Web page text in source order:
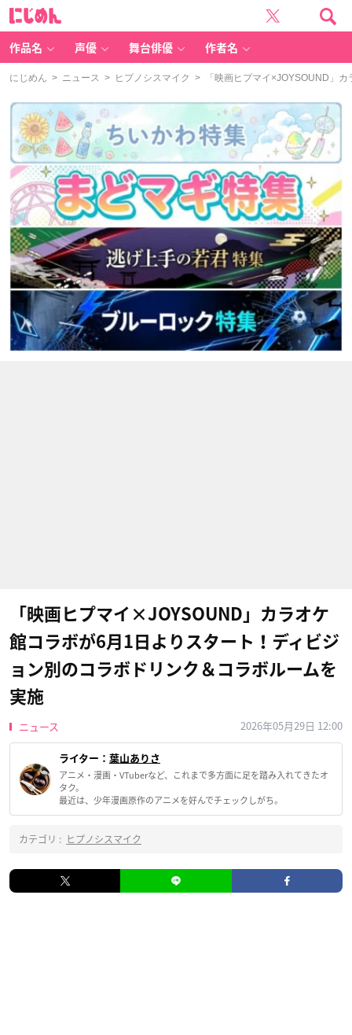
作品名 声優 舞台俳優 作者名
にじめん > ニュース > ヒプノシスマイク > 「映画ヒプマイ×JOYSOUND」カ
「映画ヒプマイ×JOYSOUND」カラオケ
館コラボが6月1日よりスタート！ディビジ
ョン別のコラボドリンク＆コラボルームを
実施
ニュース 2026年05月29日 12:00
ライター： 葉山ありさ
アニメ・漫画・VTuberなど、これまで多方面に足を踏み入れてきたオ
タク。
最近は、少年漫画原作のアニメを好んでチェックしがち。
カテゴリ : ヒプノシスマイク